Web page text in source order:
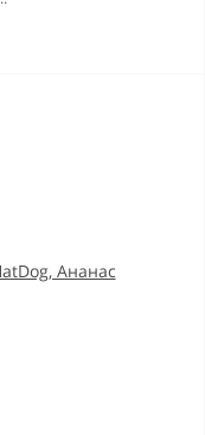
Ананас